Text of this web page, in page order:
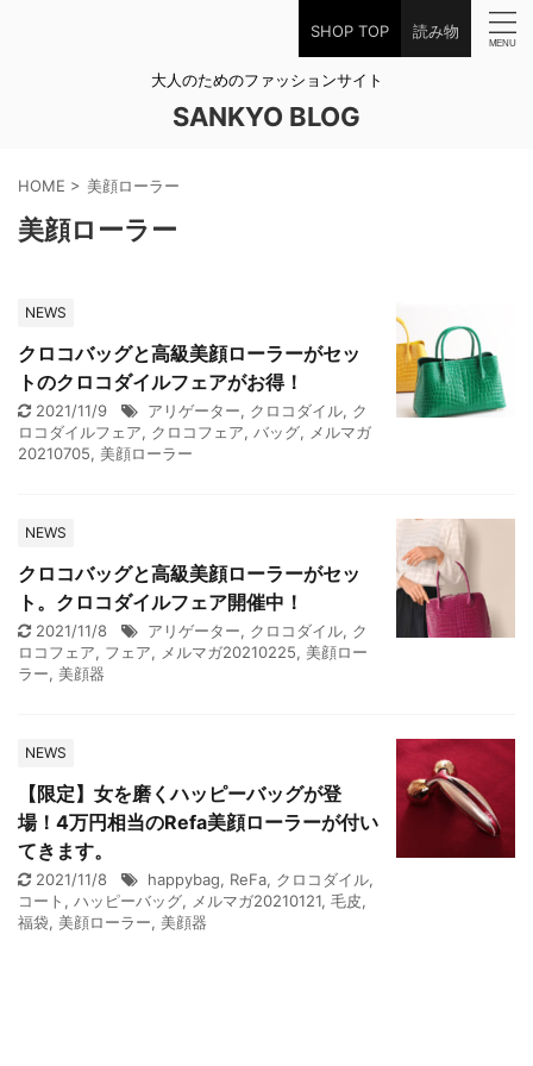
SHOP TOP 読み物
大人のためのファッションサイト
SANKYO BLOG
HOME > 美顔ローラー
美顔ローラー
NEWS
クロコバッグと高級美顔ローラーがセッ
トのクロコダイルフェアがお得！
2021/11/9 アリゲーター, クロコダイル, ク
ロコダイルフェア, クロコフェア, バッグ, メルマガ
20210705, 美顔ローラー
NEWS
クロコバッグと高級美顔ローラーがセッ
ト。クロコダイルフェア開催中！
2021/11/8 アリゲーター, クロコダイル, ク
ロコフェア, フェア, メルマガ20210225, 美顔ロー
ラー, 美顔器
NEWS
【限定】女を磨くハッピーバッグが登
場！4万円相当のRefa美顔ローラーが付い
てきます。
2021/11/8 happybag, ReFa, クロコダイル,
コート , ハッピーバッグ, メルマガ20210121, 毛皮,
福袋, 美顔ローラー, 美顔器